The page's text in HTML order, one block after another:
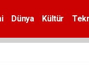
Dünya Kültür